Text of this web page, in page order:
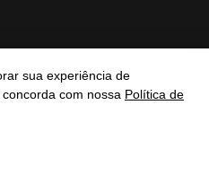
sua experiência de
com nossa Política de